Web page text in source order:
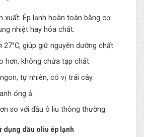
xuất: Ép lạnh hoàn toàn bằng cơ
nhiệt hay hóa chất.
27°C, giúp giữ nguyên dưỡng chất.
hơn, không chứa tạp chất.
tự nhiên, có vị trái cây.
óng ả.
so với dầu ô liu thông thường.
dụng dầu oliu ép lạnh